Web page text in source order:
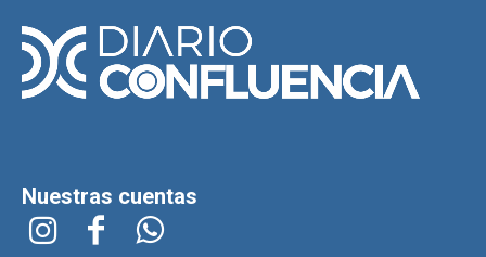
Nuestras cuentas